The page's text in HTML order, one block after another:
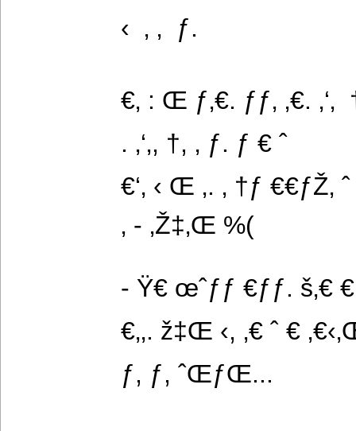
‹  ‚ ‚  ƒ.
€‚ : Œ ƒ‚€. ƒƒ‚ ‚€. ‚‘‚ 
. ‚‘‚, †, ‚ ƒ. ƒ € ˆ
€‘‚ ‹ Œ ‚. ‚ †ƒ €€ƒŽ‚ ˆ
‚ - ‚Ž‡‚Œ %(
- Ÿ€ œˆƒƒ €ƒƒ. š‚€
€‚‚. ž‡Œ ‹, ‚€ ˆ €
ƒ, ƒ, ˆŒƒŒ...